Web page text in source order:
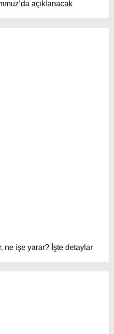
açıklanacak
ne işe yarar? İşte detaylar